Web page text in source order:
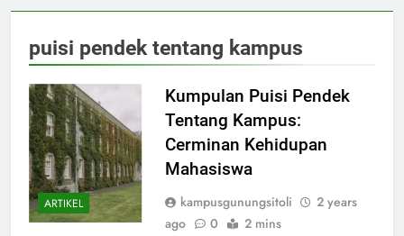
puisi pendek tentang kampus
ARTIKEL
Kumpulan Puisi Pendek
Tentang Kampus:
Cerminan Kehidupan
Mahasiswa
kampusgunungsitoli
2 years
ago
0 2 mins